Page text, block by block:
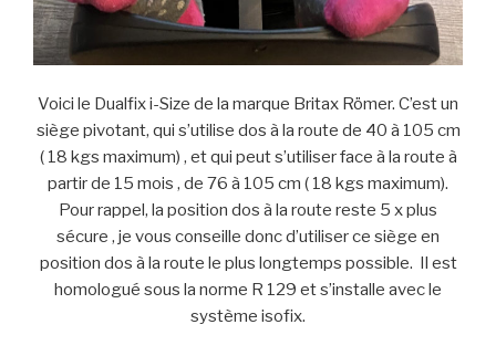
Voici le Dualfix i-Size de la marque Britax Römer. C’est un
siège pivotant, qui s’utilise dos à la route de 40 à 105 cm
( 18 kgs maximum) , et qui peut s’utiliser face à la route à
partir de 15 mois , de 76 à 105 cm ( 18 kgs maximum).
Pour rappel, la position dos à la route reste 5 x plus
sécure , je vous conseille donc d’utiliser ce siège en
position dos à la route le plus longtemps possible. Il est
homologué sous la norme R 129 et s’installe avec le
système isofix.